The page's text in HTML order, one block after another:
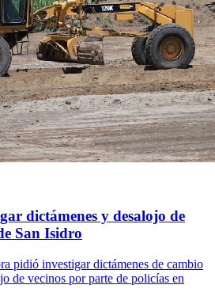
dictámenes y desalojo de
San Isidro
pidió investigar dictámenes de cambio
de vecinos por parte de policías en